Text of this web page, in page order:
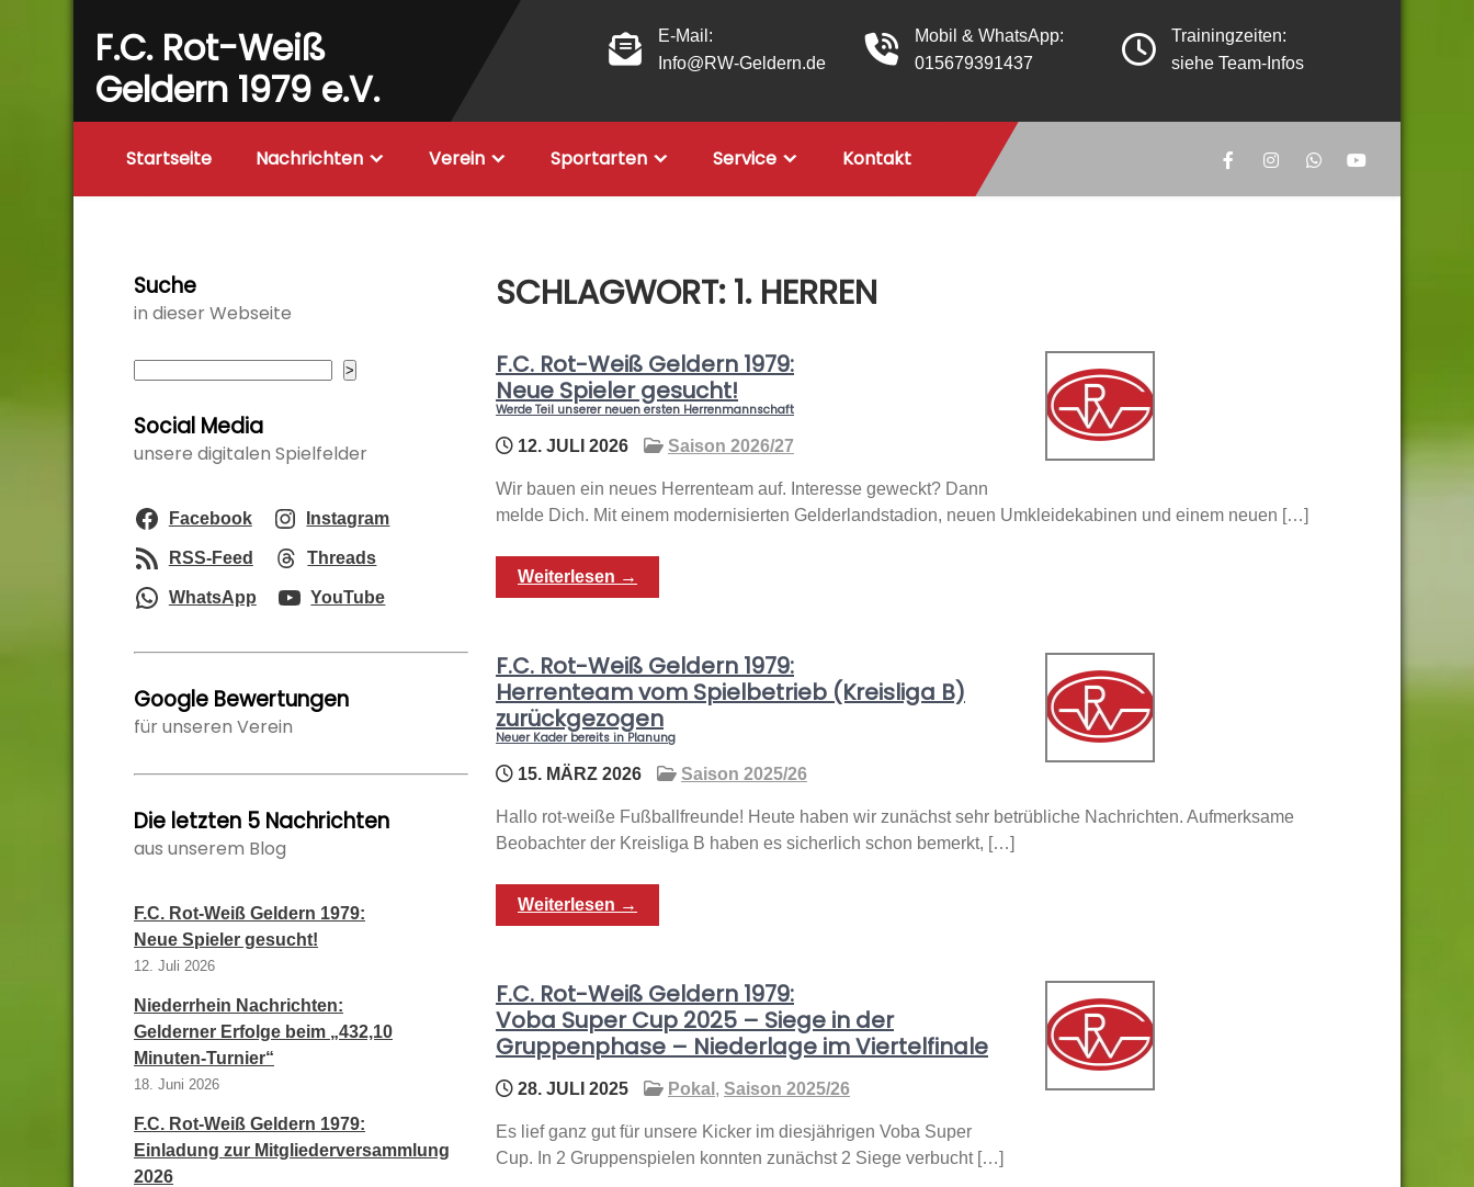
F.C. Rot-Weiß
Geldern 1979 e.V.
E-Mail:
Info@RW-Geldern.de
Mobil & WhatsApp:
015679391437
Trainingzeiten:
siehe Team-Infos
Startseite Nachrichten Verein Sportarten Service Kontakt
SCHLAGWORT:1. HERREN
F.C. Rot-Weiß Geldern 1979:
Neue Spieler gesucht!
Werde Teil unserer neuen ersten Herrenmannschaft
12. JULI 2026 Saison 2026/27
Wir bauen ein neues Herrenteam auf. Interesse geweckt? Dann
melde Dich. Mit einem modernisierten Gelderlandstadion, neuen Umkleidekabinen und einem neuen […]
Weiterlesen →
F.C. Rot-Weiß Geldern 1979:
Herrenteam vom Spielbetrieb (Kreisliga B)
zurückgezogen
Neuer Kader bereits in Planung
15. MÄRZ 2026 Saison 2025/26
Hallo rot-weiße Fußballfreunde! Heute haben wir zunächst sehr betrübliche Nachrichten. Aufmerksame
Beobachter der Kreisliga B haben es sicherlich schon bemerkt, […]
Weiterlesen →
F.C. Rot-Weiß Geldern 1979:
Voba Super Cup 2025 – Siege in der
Gruppenphase – Niederlage im Viertelfinale
28. JULI 2025 Pokal , Saison 2025/26
Es lief ganz gut für unsere Kicker im diesjährigen Voba Super
Cup. In 2 Gruppenspielen konnten zunächst 2 Siege verbucht […]
Suche
in dieser Webseite
>
Social Media
unsere digitalen Spielfelder
Facebook Instagram
RSS-Feed Threads
WhatsApp YouTube
Google Bewertungen
für unseren Verein
Die letzten 5 Nachrichten
aus unserem Blog
F.C. Rot-Weiß Geldern 1979:
Neue Spieler gesucht!
12. Juli 2026
Niederrhein Nachrichten:
Gelderner Erfolge beim „432,10
Minuten-Turnier“
18. Juni 2026
F.C. Rot-Weiß Geldern 1979:
Einladung zur Mitgliederversammlung
2026